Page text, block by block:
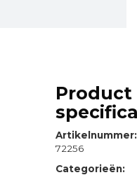
Product
Artikelnummer:
72256
Categorieën: